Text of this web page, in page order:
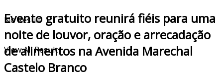
No Result
View All Result
Evento gratuito reunirá fiéis para uma
noite de louvor, oração e arrecadação
de alimentos na Avenida Marechal
Castelo Branco